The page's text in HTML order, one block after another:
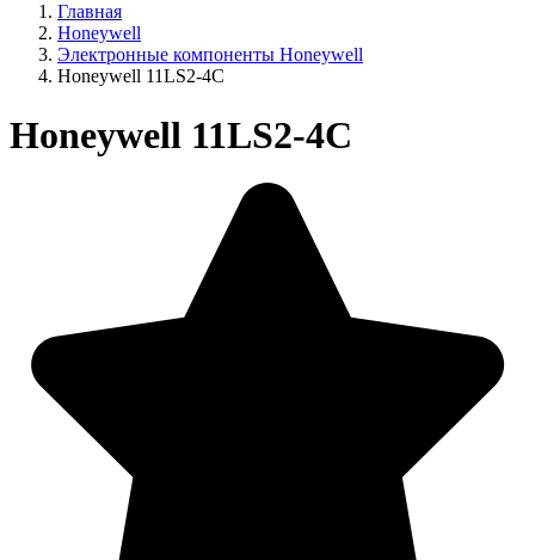
Главная
Honeywell
Электронные компоненты Honeywell
Honeywell 11LS2-4C
Honeywell 11LS2-4C